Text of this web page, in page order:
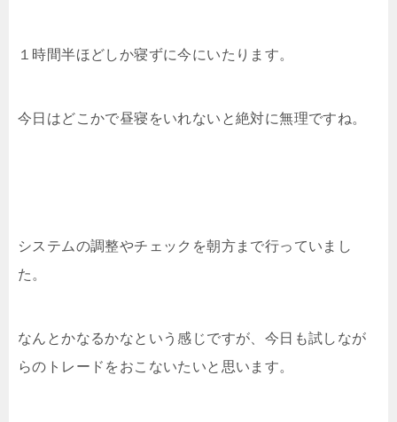
１時間半ほどしか寝ずに今にいたります。
今日はどこかで昼寝をいれないと絶対に無理ですね。
システムの調整やチェックを朝方まで行っていまし
た。
なんとかなるかなという感じですが、今日も試しなが
らのトレードをおこないたいと思います。